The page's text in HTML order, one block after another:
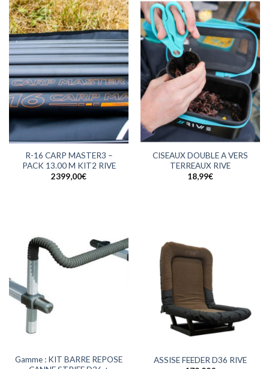
R-16 CARP MASTER3 –
PACK 13.00 M KIT2 RIVE
2399,00€
CISEAUX DOUBLE A VERS
TERREAUX RIVE
18,99€
Gamme : KIT BARRE REPOSE
ASSISE FEEDER D36 RIVE